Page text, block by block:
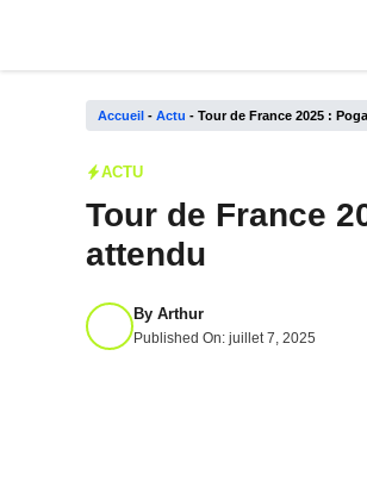
Accueil - Actu - Tour de France 2025 :
ACTU
Tour de France
attendu
By Arthur
Published On: juillet 7, 2025